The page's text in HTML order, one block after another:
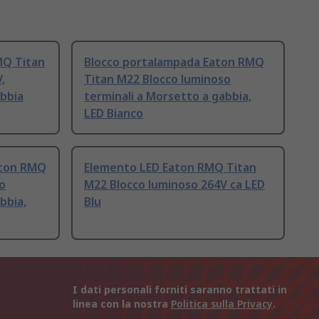
Titan
Blocco portalampada Eaton RMQ
Titan M22 Blocco luminoso
terminali a Morsetto a gabbia,
LED Bianco
RMQ
Elemento LED Eaton RMQ Titan
M22 Blocco luminoso 264V ca LED
Blu
I dati personali forniti saranno trattati in
linea con la nostra Politica sulla Privacy.